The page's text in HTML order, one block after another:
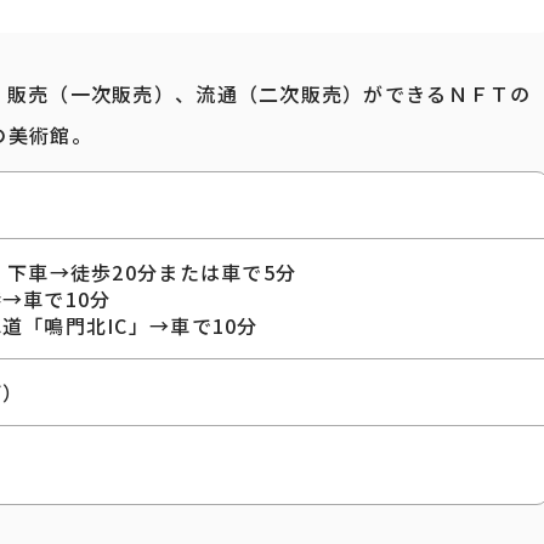
売（一次販売）、流通（二次販売）ができるＮＦＴの
術館。
下車→徒歩20分または車で5分
→車で10分
「鳴門北IC」→車で10分